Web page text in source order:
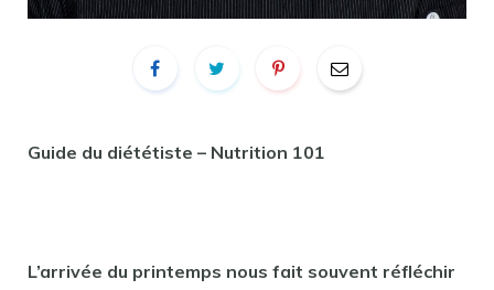
Guide du diététiste – Nutrition 101
L’arrivée du printemps nous fait souvent réfléchir